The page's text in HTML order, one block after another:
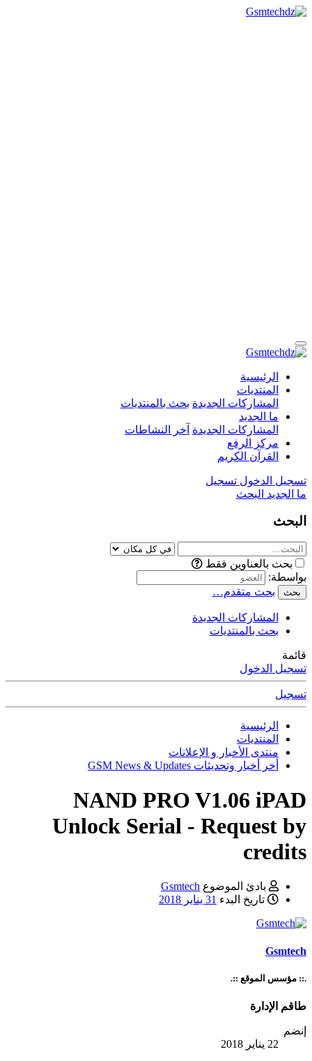
الرئيسية
المنتديات
المشاركات الجديدة بحث بالمنتديات
ما الجديد
المشاركات الجديدة آخر النشاطات
مركز الرفع
القرآن الكريم
تسجيل الدخول تسجيل
ما الجديد البحث
البحث
بحث بالعناوين فقط
بواسطة:
بحث بحث متقدم…
المشاركات الجديدة
بحث بالمنتديات
قائمة
تسجيل الدخول
تسجيل
الرئيسية
المنتديات
منتدى الأخبار و الإعلانات
أخر أخبار وتحديثات GSM News & Updates
NAND PRO V1.06 iPAD
Unlock Serial - Request by
credits
بادئ الموضوع Gsmtech
تاريخ البدء 31 يناير 2018
Gsmtech
.:: مؤسس الموقع ::.
طاقم الإدارة
إنضم
22 يناير 2018